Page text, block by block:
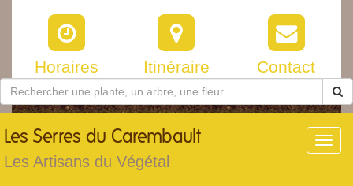
Horaires Itinéraire Contact
Les Serres du Carembault
Les Artisans du Végétal